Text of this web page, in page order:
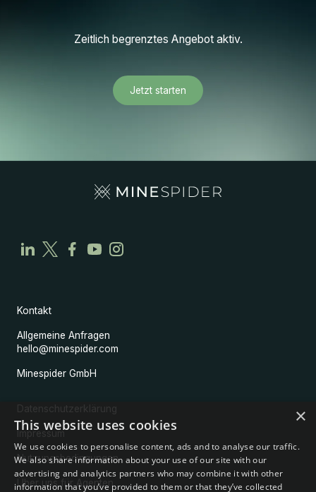
Zeitlich begrenztes Angebot aktiv.
Jetzt starten
Kontakt
Allgemeine Anfragen
hello@minespider.com
Minespider GmbH
Datenschutzerklärung
Impressum
Nutzungsbedingungen
Über uns für Agenten
×
This website uses cookies
We use cookies to personalise content, ads and to analyse our traffic.
We also share information about your use of our site with our
advertising and analytics partners who may combine it with other
information that you’ve provided to them or that they’ve collected